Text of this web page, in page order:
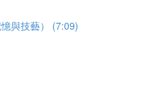
與技藝） (7:09)